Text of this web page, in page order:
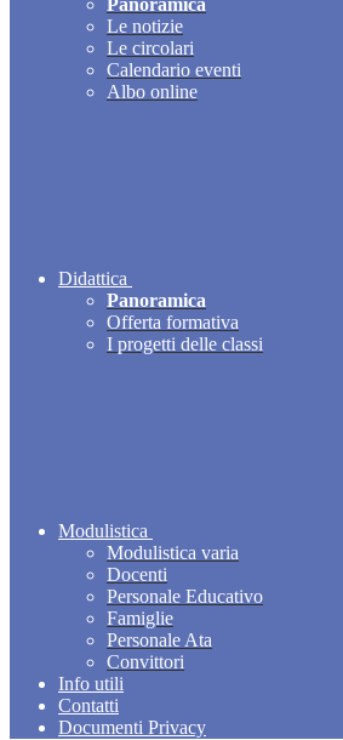
Panoramica
Le notizie
Le circolari
Calendario eventi
Albo online
Didattica
Panoramica
Offerta formativa
I progetti delle classi
Modulistica
Modulistica varia
Docenti
Personale Educativo
Famiglie
Personale Ata
Convittori
Info utili
Contatti
Documenti Privacy